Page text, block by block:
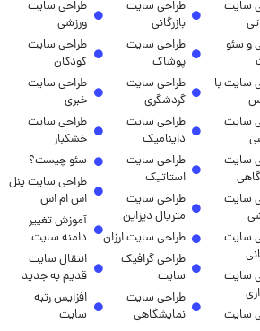
سایت
و سئو
سایت با
سایت
سایت
سایت
سایت
سایت
سایت
طراحی سایت
بازرگانی
طراحی سایت
پوشاک
طراحی سایت
گردشگری
طراحی سایت
داینامیک
طراحی سایت
استاتیک
طراحی سایت
متریال دیزاین
طراحی سایت ارزان
طراحی گرافیک
سایت
طراحی سایت
نمایشگاهی
طراحی سایت
ورزشی
طراحی سایت
کودکان
طراحی سایت
خبری
طراحی سایت
خشکبار
سئو چیست؟
طراحی سایت پنل
اس ام اس
آموزش تغییر
دامنه سایت
انتقال سایت
قدیم به جدید
افزایس رتبه
سایت